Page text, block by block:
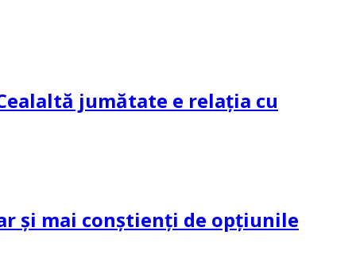
jumătate e relația cu
și mai conștienți de opțiunile